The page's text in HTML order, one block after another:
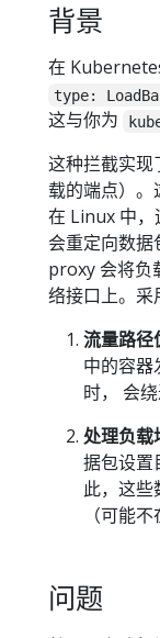
背景
在
type:
这与你为
这种拦截实现
载的端点）。
在 Linux 中
会重定向数
proxy 会将负
络接口上。采
流量路径
中的容器
时， 会
处理负载
据包设置
此，这
（可能
问题